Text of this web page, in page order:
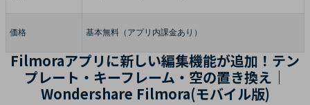
価格 基本無料（アプリ内課金あり）
Filmoraアプリに新しい編集機能が追加！テン
プレート・キーフレーム・空の置き換え｜
Wondershare Filmora(モバイル版)